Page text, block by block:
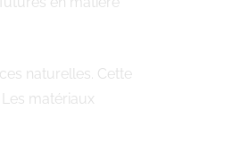
naturelles. Cette
matériaux